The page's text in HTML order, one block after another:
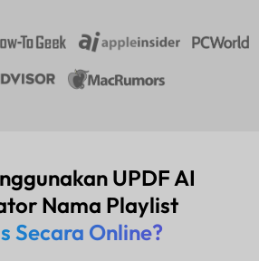
UPDF AI
Nama Playlist
Secara Online?